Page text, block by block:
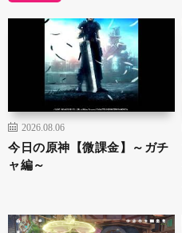
2026.08.06
今日の原神【微課金】～ガチ
ャ編～